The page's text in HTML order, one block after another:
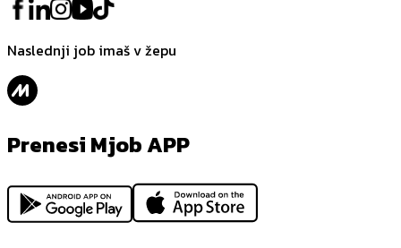
Naslednji job imaš v žepu
Prenesi Mjob APP